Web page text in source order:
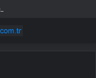
ortam sağlayın